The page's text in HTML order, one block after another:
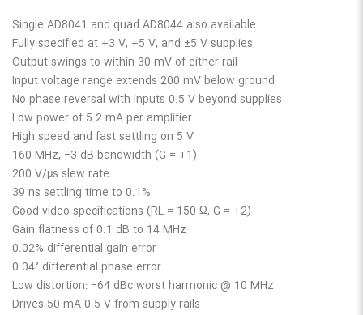
Single AD8041 and quad AD8044 also available
Fully specified at +3 V, +5 V, and ±5 V supplies
Output swings to within 30 mV of either rail
Input voltage range extends 200 mV below ground
No phase reversal with inputs 0.5 V beyond supplies
Low power of 5.2 mA per amplifier
High speed and fast settling on 5 V
160 MHz, −3 dB bandwidth (G = +1)
200 V/μs slew rate
39 ns settling time to 0.1%
Good video specifications (RL = 150 Ω, G = +2)
Gain flatness of 0.1 dB to 14 MHz
0.02% differential gain error
0.04° differential phase error
Low distortion: −64 dBc worst harmonic @ 10 MHz
Drives 50 mA 0.5 V from supply rails